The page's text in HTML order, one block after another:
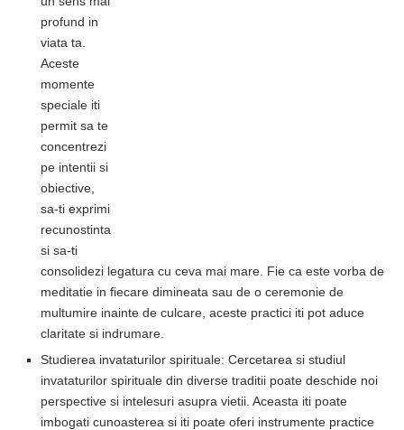
profund in
viata ta.
Aceste
momente
speciale iti
permit sa te
concentrezi
pe intentii si
obiective,
sa-ti exprimi
recunostinta
si sa-ti
consolidezi legatura cu ceva mai mare. Fie ca este vorba de
meditatie in fiecare dimineata sau de o ceremonie de
multumire inainte de culcare, aceste practici iti pot aduce
claritate si indrumare.
Studierea invataturilor spirituale: Cercetarea si studiul
invataturilor spirituale din diverse traditii poate deschide noi
perspective si intelesuri asupra vietii. Aceasta iti poate
imbogati cunoasterea si iti poate oferi instrumente practice